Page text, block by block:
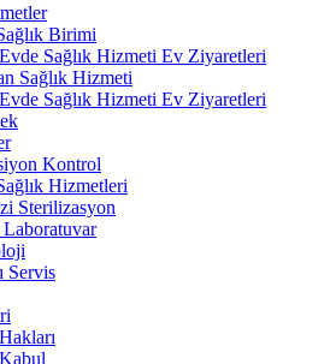
Birimi
Evde Sağlık Hizmeti Ev Ziyaretleri
Sağlık Hizmeti
Evde Sağlık Hizmeti Ev Ziyaretleri
Kontrol
Hizmetleri
Sterilizasyon
Laboratuvar
Servis